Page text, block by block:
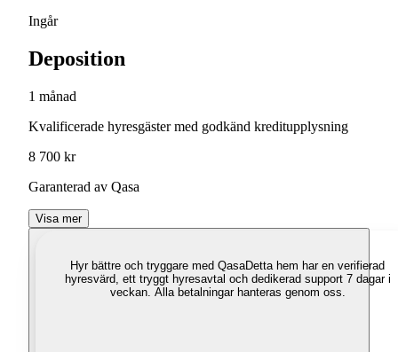
Ingår
Deposition
1 månad
Kvalificerade hyresgäster med godkänd kreditupplysning
8 700 kr
Garanterad av Qasa
Visa mer
Hyr bättre och tryggare med QasaDetta hem har en verifierad
hyresvärd, ett tryggt hyresavtal och dedikerad support 7 dagar i
veckan. Alla betalningar hanteras genom oss.